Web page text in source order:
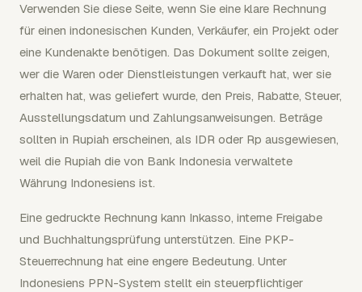
Verwenden Sie diese Seite, wenn Sie eine klare Rechnung
für einen indonesischen Kunden, Verkäufer, ein Projekt oder
eine Kundenakte benötigen. Das Dokument sollte zeigen,
wer die Waren oder Dienstleistungen verkauft hat, wer sie
erhalten hat, was geliefert wurde, den Preis, Rabatte, Steuer,
Ausstellungsdatum und Zahlungsanweisungen. Beträge
sollten in Rupiah erscheinen, als IDR oder Rp ausgewiesen,
weil die Rupiah die von Bank Indonesia verwaltete
Währung Indonesiens ist.
Eine gedruckte Rechnung kann Inkasso, interne Freigabe
und Buchhaltungsprüfung unterstützen. Eine PKP-
Steuerrechnung hat eine engere Bedeutung. Unter
Indonesiens PPN-System stellt ein steuerpflichtiger